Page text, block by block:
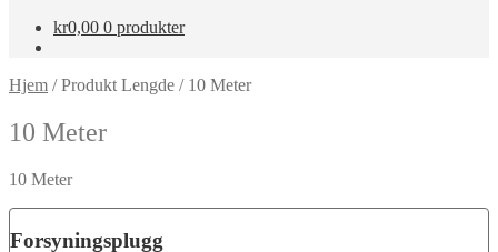
kr0,00 0 produkter
Hjem /Produkt Lengde / 10 Meter
10 Meter
10 Meter
Forsyningsplugg